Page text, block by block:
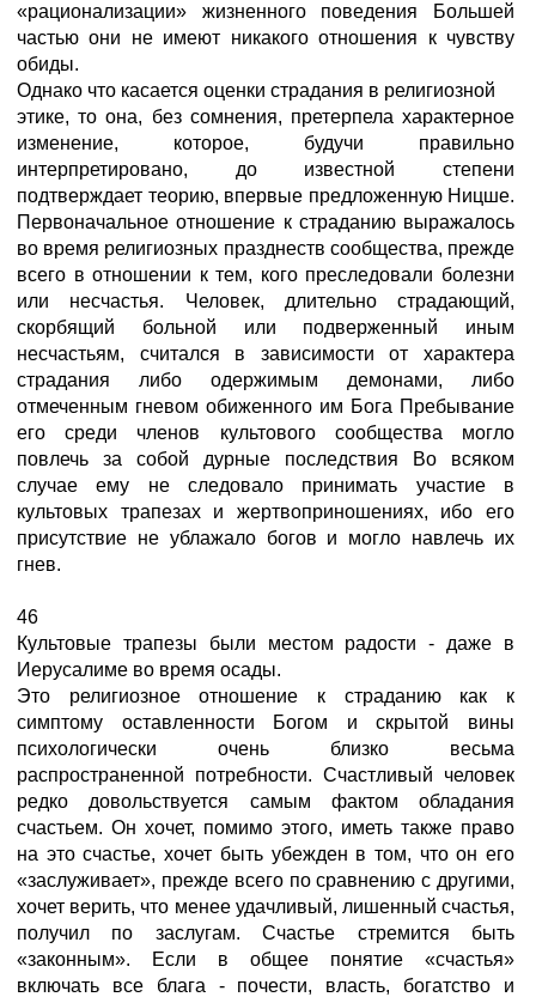
«рационализации» жизненного поведения Большей
частью они не имеют никакого отношения к чувству
обиды.
Однако что касается оценки страдания в религиозной
этике, то она, без сомнения, претерпела характерное
изменение, которое, будучи правильно
интерпретировано, до известной степени
подтверждает теорию, впервые предложенную Ницше.
Первоначальное отношение к страданию выражалось
во время религиозных празднеств сообщества, прежде
всего в отношении к тем, кого преследовали болезни
или несчастья. Человек, длительно страдающий,
скорбящий больной или подверженный иным
несчастьям, считался в зависимости от характера
страдания либо одержимым демонами, либо
отмеченным гневом обиженного им Бога Пребывание
его среди членов культового сообщества могло
повлечь за собой дурные последствия Во всяком
случае ему не следовало принимать участие в
культовых трапезах и жертвоприношениях, ибо его
присутствие не ублажало богов и могло навлечь их
гнев.
46
Культовые трапезы были местом радости - даже в
Иерусалиме во время осады.
Это религиозное отношение к страданию как к
симптому оставленности Богом и скрытой вины
психологически очень близко весьма
распространенной потребности. Счастливый человек
редко довольствуется самым фактом обладания
счастьем. Он хочет, помимо этого, иметь также право
на это счастье, хочет быть убежден в том, что он его
«заслуживает», прежде всего по сравнению с другими,
хочет верить, что менее удачливый, лишенный счастья,
получил по заслугам. Счастье стремится быть
«законным». Если в общее понятие «счастья»
включать все блага - почести, власть, богатство и